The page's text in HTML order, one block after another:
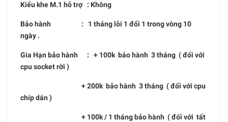
Kiểu khe M.1 hỗ trợ : Không
Bảo hành : 1 tháng lỗi 1 đổi 1 trong vòng 10
ngày .
Gia Hạn bảo hành : + 100k bảo hành 3 tháng ( đổi với
cpu socket rời )
+ 200k bảo hành 3 tháng ( đối với cpu
chíp dán )
+ 100k / 1 tháng bảo hành ( đối với tất